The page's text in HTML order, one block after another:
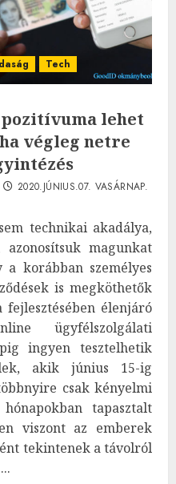
Tech
lehet
végleg netre
2020.JÚNIUS.07. VASÁRNAP.
technikai akadálya,
magunkat
korábban személyes
is megköthetők
élenjáró
ügyfélszolgálati
ingyen tesztelhetik
akik június 15-ig
csak kényelmi
tapasztalt
viszont az emberek
tekintenek a távolról